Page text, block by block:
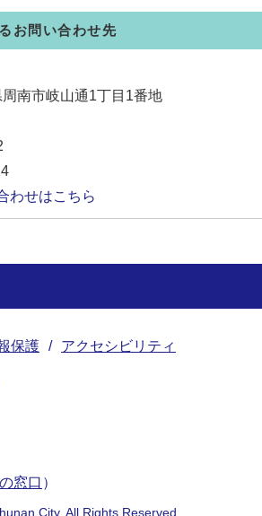
お問い合わせ先
周南市岐山通1丁目1番地
わせはこちら
保護 アクセシビリティ
窓口 ）
City. All Rights Reserved.